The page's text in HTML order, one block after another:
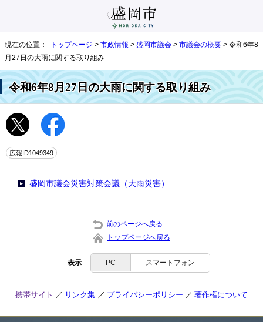
現在の位置： トップページ > 市政情報 > 盛岡市議会 > 市議会の概要 > 令和6年8
月27日の大雨に関する取り組み
令和6年8月27日の大雨に関する取り組み
広報ID1049349
盛岡市議会災害対策会議（大雨災害）
前のページへ戻る
トップページへ戻る
表示 PC スマートフォン
携帯サイト リンク集 プライバシーポリシー 著作権について